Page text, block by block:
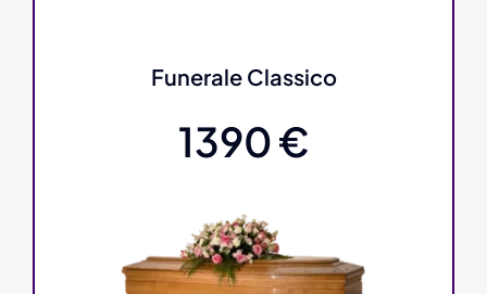
Funerale Classico
1390 €